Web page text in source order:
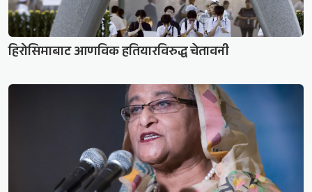
हिरोसिमाबाट आणविक हतियारविरुद्ध चेतावनी